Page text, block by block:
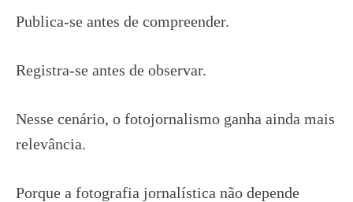
Publica-se antes de compreender.
Registra-se antes de observar.
Nesse cenário, o fotojornalismo ganha ainda mais
relevância.
Porque a fotografia jornalística não depende